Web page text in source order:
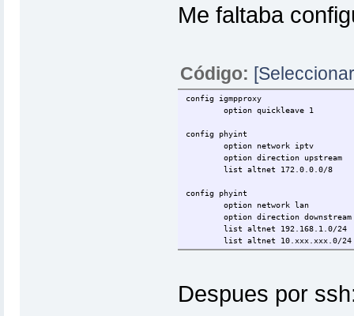
Me faltaba
Código:
config igmpproxy
option quickleave 1
config phyint
option network iptv
option direction upstream
list altnet 172.0.0.0/8
config phyint
option network lan
option direction downstream
list altnet 192.168.1.0/24
list altnet 10.xxx.xxx.0/24
Despues por